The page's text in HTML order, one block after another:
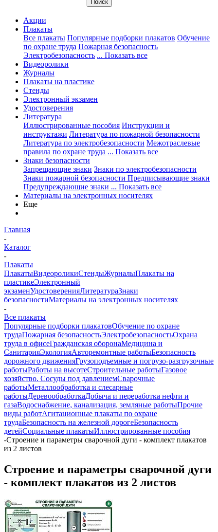
Акции
Плакаты
Все плакаты Популярные подборки плакатов Обучение
по охране труда Пожарная безопасность
Электробезопасность ... Показать все
Видеоролики
Журналы
Плакаты на пластике
Стенды
Электронный экзамен
Удостоверения
Литература
Иллюстрированные пособия Инструкции и
инструктажи Литература по пожарной безопасности
Литература по электробезопасности Межотраслевые
правила по охране труда ... Показать все
Знаки безопасности
Запрещающие знаки Знаки по электробезопасности
Знаки пожарной безопасности Предписывающие знаки
Предупреждающие знаки ... Показать все
Материалы на электронных носителях
Еще
Главная
-
Каталог
-
Плакаты
ПлакатыВидеороликиСтендыЖурналыПлакаты на
пластикеЭлектронный
экзаменУдостоверенияЛитератураЗнаки
безопасностиМатериалы на электронных носителях
-
Все плакаты
Популярные подборки плакатовОбучение по охране
трудаПожарная безопасностьЭлектробезопасностьОхрана
труда в офисеГражданская оборонаМедицина и
СанитарияЭкологияАвторемонтные работыБезопасность
дорожного движенияГрузоподъемные и погрузо-разгрузочные
работыРаботы на высотеСтроительные работыГазовое
хозяйство. Сосуды под давлениемСварочные
работыМеталлообработка и слесарные
работыДеревообработкаДобыча и переработка нефти и
газаВодоснабжение, канализация, земляные работыПрочие
виды работАгитационные плакаты по охране
трудаБезопасность на железной дорогеБезопасность
детейСоциальные плакатыИллюстрированные пособия
-Строение и параметры сварочной дуги - комплект плакатов
из 2 листов
Строение и параметры сварочной дуги
- комплект плакатов из 2 листов